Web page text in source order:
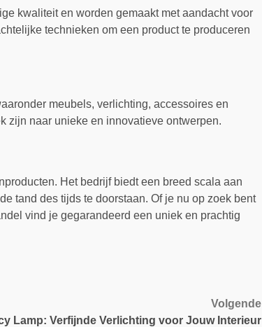
kwaliteit en worden gemaakt met aandacht voor
technieken om een ​​product te produceren
meubels, verlichting, accessoires en
zijn naar unieke en innovatieve ontwerpen.
Het bedrijf biedt een breed scala aan
tand des tijds te doorstaan. Of je nu op zoek bent
vind je gegarandeerd een uniek en prachtig
Volgende
Lamp: Verfijnde Verlichting voor Jouw Interieur